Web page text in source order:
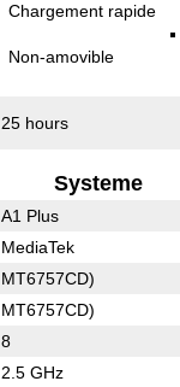
Chargement rapide
Non-amovible
25 hours
Systeme
A1 Plus
MediaTek
MT6757CD)
MT6757CD)
8
2.5 GHz